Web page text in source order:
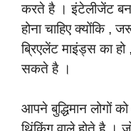
करते है । इंटेलीजेंट
होना चाहिए क्योंकि ,
ब्रिएलेंट माइंड्स का
सकते है ।
आपने बुद्धिमान लोगों